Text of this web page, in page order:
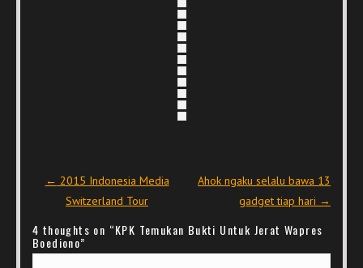
Post navigation
← 2015 Indonesia Media
Switzerland Tour
Ahok ngaku selalu bawa 13
gadget tiap hari →
4 thoughts on “KPK Temukan Bukti Untuk Jerat Wapres
Boediono”